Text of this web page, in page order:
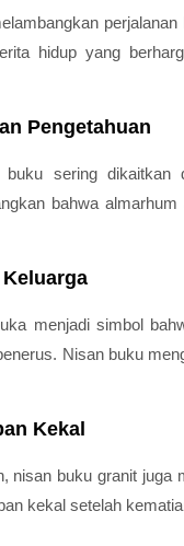
hidup yang
Pengetahuan
sering dikaitkan
bahwa
menjadi simbol
Nisan buku
Kekal
nisan buku granit juga
kekal setelah